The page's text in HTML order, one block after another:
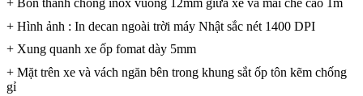
+ Bốn thanh chống inox vuông 12mm giữa xe và mái che cao 1m
+ Hình ảnh : In decan ngoài trời máy Nhật sắc nét 1400 DPI
+ Xung quanh xe ốp fomat dày 5mm
+ Mặt trên xe và vách ngăn bên trong khung sắt ốp tôn kẽm chống
gỉ